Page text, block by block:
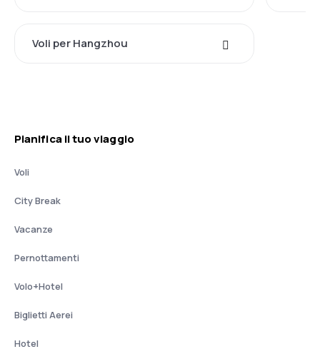
Voli per Hangzhou
Pianifica il tuo viaggio
Voli
City Break
Vacanze
Pernottamenti
Volo+Hotel
Biglietti Aerei
Hotel